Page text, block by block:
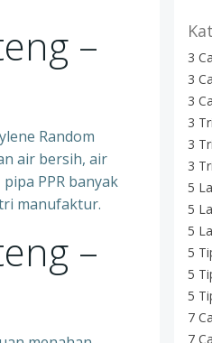
–
Random
air bersih, air
PPR banyak
manufaktur.
–
3
3
3
3
3
3
5
5
5
5
5
5
7
7